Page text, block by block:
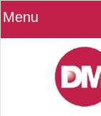
Menu